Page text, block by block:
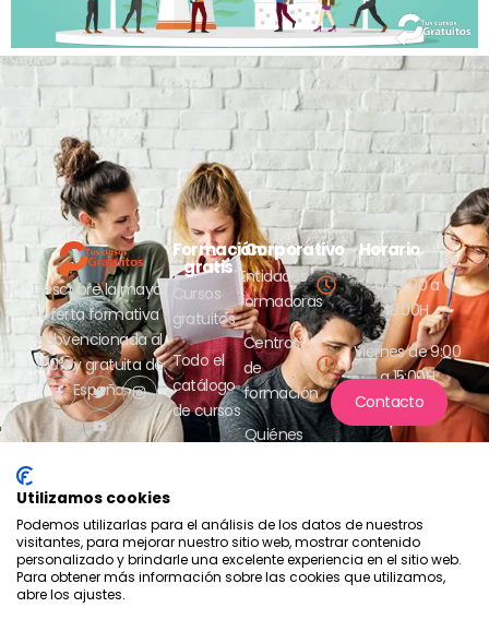
Descubre la mayor
oferta formativa
subvencionada al
100% y gratuita de
España.
Formación
gratis
Cursos
gratuitos
Todo el
catálogo
de cursos
Corporativo
Entidades
formadoras
Centros
de
formación
Quiénes
Horario
Lunes a jueves
de 9:00 a
18:00H
Viernes de 9:00
a 15:00H
Contacto
Utilizamos cookies
Podemos utilizarlas para el análisis de los datos de nuestros
visitantes, para mejorar nuestro sitio web, mostrar contenido
personalizado y brindarle una excelente experiencia en el sitio web.
Para obtener más información sobre las cookies que utilizamos,
abre los ajustes.